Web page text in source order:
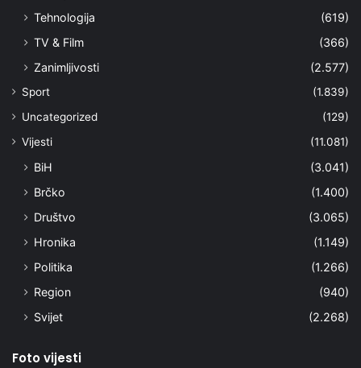
Tehnologija
(619)
TV & Film
(366)
Zanimljivosti
(2.577)
Sport
(1.839)
Uncategorized
(129)
Vijesti
(11.081)
BiH
(3.041)
Brčko
(1.400)
Društvo
(3.065)
Hronika
(1.149)
Politika
(1.266)
Region
(940)
Svijet
(2.268)
Foto vijesti